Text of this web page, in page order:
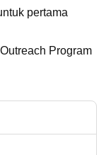
pertama
Program